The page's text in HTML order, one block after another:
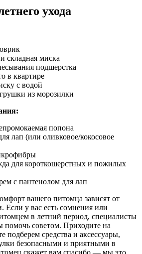
ухода
складная миска
подшерстка
в квартире
с водой
из морозилки
попона
лап (или оливковое/кокосовое
для короткошерстных и пожилых
с пантенолом для лап
вашего питомца зависят от
Если у вас есть сомнения или
в летний период, специалисты
помочь советом. Приходите на
подберем средства и аксессуары,
безопасными и приятными в